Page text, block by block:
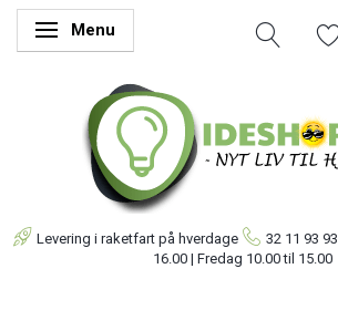
Skifte navigation
Menu
Levering i raketfart på hverdage 32 11 93 93
16.00 | Fredag 10.00 til 15.00